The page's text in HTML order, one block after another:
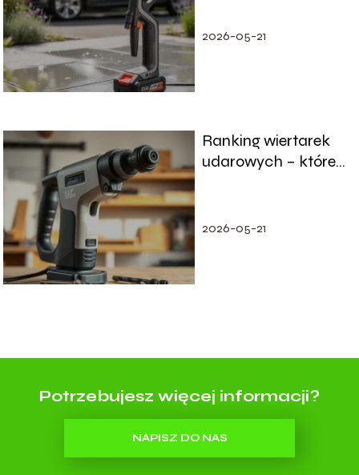
2026-05-21
Ranking wiertarek
udarowych – które
2026-05-21
Potrzebujesz więcej informacji?
NAPISZ DO NAS